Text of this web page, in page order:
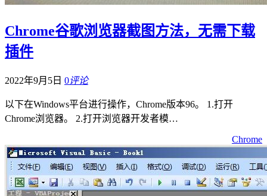
Chrome谷歌浏览器截图方法，无需下载
插件
2022年9月5日 0评论
以下在Windows平台进行操作，Chrome版本96。 1.打开
Chrome浏览器。 2.打开浏览器开发者模…
Chrome